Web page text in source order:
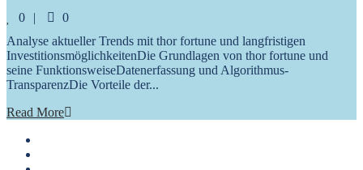
0 Comments
0
Analyse aktueller Trends mit thor fortune und langfristigen
InvestitionsmöglichkeitenDie Grundlagen von thor fortune und
seine FunktionsweiseDatenerfassung und Algorithmus-
TransparenzDie Vorteile der...
Read More